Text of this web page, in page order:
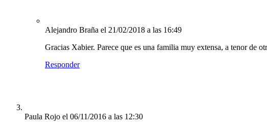
Alejandro Braña el 21/02/2018 a las 16:49
Gracias Xabier. Parece que es una familia muy extensa, a tenor de
Responder
Paula Rojo el 06/11/2016 a las 12:30